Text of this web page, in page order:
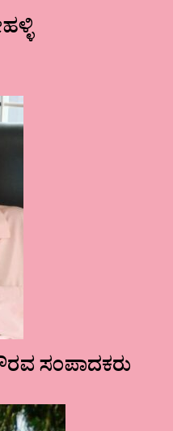
ಸಂಪಾದಕರು